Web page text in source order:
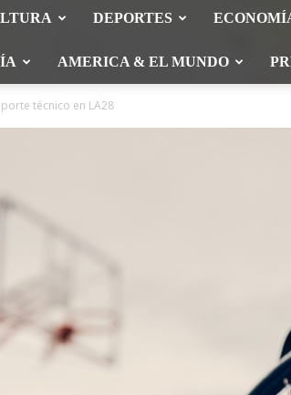
DEPORTES
AMERICA & EL MUNDO
técnico en LA28